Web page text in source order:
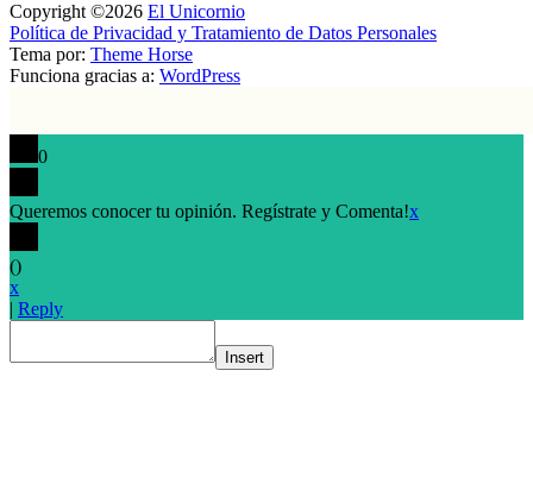
Copyright ©2026 El Unicornio
Política de Privacidad y Tratamiento de Datos Personales
Tema por: Theme Horse
Funciona gracias a: WordPress
0
Queremos conocer tu opinión. Regístrate y Comenta!x
()
x
| Reply
Insert